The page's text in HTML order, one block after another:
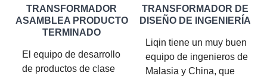
TRANSFORMADOR
ASAMBLEA PRODUCTO
TERMINADO
El equipo de desarrollo
de productos de clase
TRANSFORMADOR DE
DISEÑO DE INGENIERÍA
Liqin tiene un muy buen
equipo de ingenieros de
Malasia y China, que